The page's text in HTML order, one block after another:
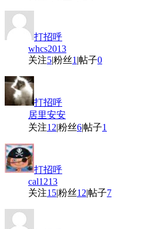
打招呼
whcs2013
关注5|粉丝1 |帖子0
打招呼
居里安安
关注12|粉丝6|帖子1
打招呼
cal1213
关注15|粉丝12|帖子7